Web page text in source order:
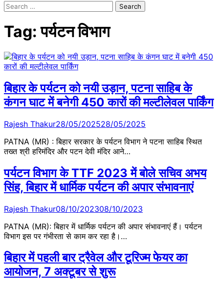
Search
Tag:पर्यटन विभाग
बिहार के पर्यटन को नयी उड़ान, पटना साहिब के
कंगन घाट में बनेगी 450 कारों की मल्टीलेवल पार्किंग
Rajesh Thakur28/05/202528/05/2025
PATNA (MR) : बिहार सरकार के पर्यटन विभाग ने पटना साहिब स्थित
तख्त श्री हरिमंदिर और पटन देवी मंदिर आने…
पर्यटन विभाग के TTF 2023 में बोले सचिव अभय
सिंह, बिहार में धार्मिक पर्यटन की अपार संभावनाएं
Rajesh Thakur08/10/202308/10/2023
PATNA (MR): बिहार में धार्मिक पर्यटन की अपार संभावनाएं हैं। पर्यटन
विभाग इस पर गंभीरता से काम कर रहा है।…
बिहार में पहली बार ट्रैवेल और टूरिज्म फेयर का
आयोजन, 7 अक्टूबर से शुरू